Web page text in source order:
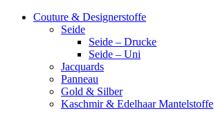
Couture & Designerstoffe
Seide
Seide – Drucke
Seide – Uni
Jacquards
Panneau
Gold & Silber
Kaschmir & Edelhaar Mantelstoffe